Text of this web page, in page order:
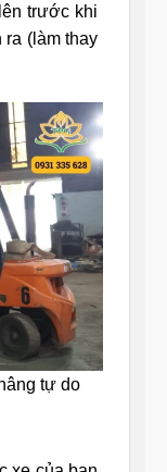
trước khi
ra (làm thay
tự do